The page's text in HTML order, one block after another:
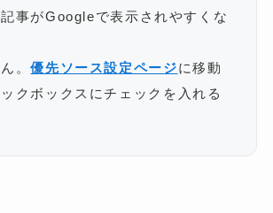
事がGoogleで表示されやすくな
。優先ソース設定ページに移動
クボックスにチェックを入れる